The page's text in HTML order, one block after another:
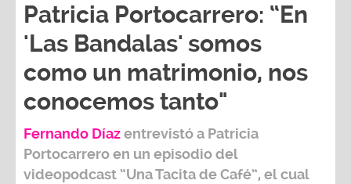
Patricia Portocarrero: “En
'Las Bandalas' somos
como un matrimonio, nos
conocemos tanto"
Fernando Díazentrevistó a Patricia
Portocarreroen un episodio del
videopodcast “Una Tacita de Café”, el cual